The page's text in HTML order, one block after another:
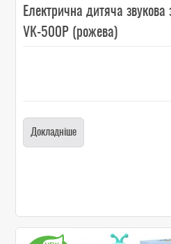
Електрична дитяча
VK-500P (рожева)
Докладніше